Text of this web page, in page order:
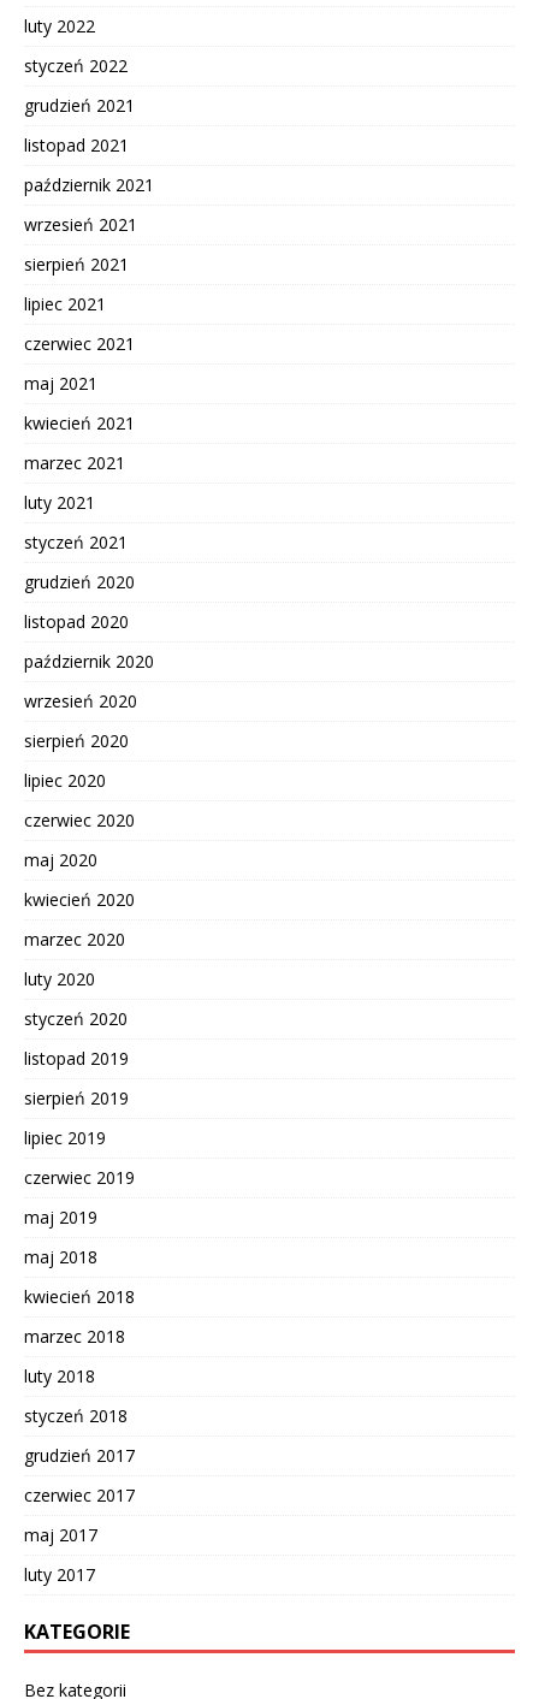
luty 2022
styczeń 2022
grudzień 2021
listopad 2021
październik 2021
wrzesień 2021
sierpień 2021
lipiec 2021
czerwiec 2021
maj 2021
kwiecień 2021
marzec 2021
luty 2021
styczeń 2021
grudzień 2020
listopad 2020
październik 2020
wrzesień 2020
sierpień 2020
lipiec 2020
czerwiec 2020
maj 2020
kwiecień 2020
marzec 2020
luty 2020
styczeń 2020
listopad 2019
sierpień 2019
lipiec 2019
czerwiec 2019
maj 2019
maj 2018
kwiecień 2018
marzec 2018
luty 2018
styczeń 2018
grudzień 2017
czerwiec 2017
maj 2017
luty 2017
KATEGORIE
Bez kategorii